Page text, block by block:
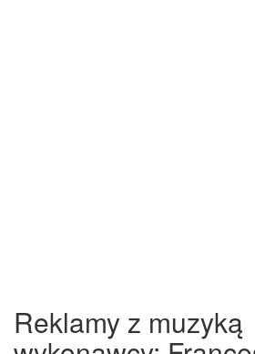
Reklamy z muzyką